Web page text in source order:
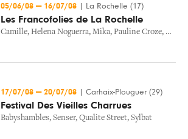
05/06/08 — 16/07/08 La Rochelle (17)
Les Francofolies de La Rochelle
Camille, Helena Noguerra, Mika, Pauline Croze, Tetes
17/07/08 — 20/07/08 Carhaix-Plouguer (29)
Festival Des Vieilles Charrues
Babyshambles, Senser, Qualite Street, Sylbat